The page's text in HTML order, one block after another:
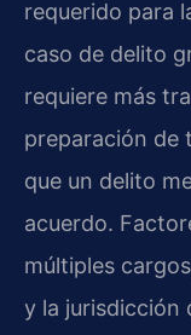
requerido para
caso de delito
requiere más
preparación de
que un delito
acuerdo.
múltiples
y la jurisdicción